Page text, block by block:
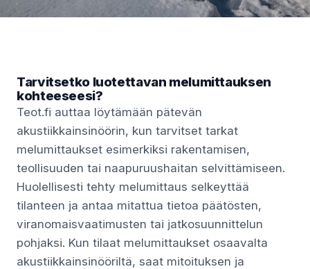
Tarvitsetko luotettavan melumittauksen
kohteeseesi?
Teot.fi auttaa löytämään pätevän
akustiikkainsinöörin, kun tarvitset tarkat
melumittaukset esimerkiksi rakentamisen,
teollisuuden tai naapuruushaitan selvittämiseen.
Huolellisesti tehty melumittaus selkeyttää
tilanteen ja antaa mitattua tietoa päätösten,
viranomaisvaatimusten tai jatkosuunnittelun
pohjaksi. Kun tilaat melumittaukset osaavalta
akustiikkainsinööriltä, saat mitoituksen ja